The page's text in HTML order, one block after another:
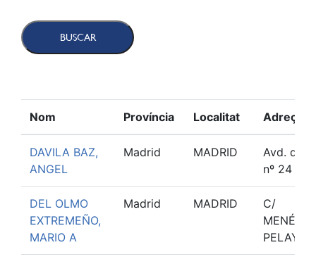
Nom Província Localitat Adreça
DAVILA BAZ,
ANGEL
Madrid MADRID
Avd. del
nº 24 3º
DEL OLMO
EXTREMEÑO,
MARIO A
Madrid MADRID
C/
PELAYO,